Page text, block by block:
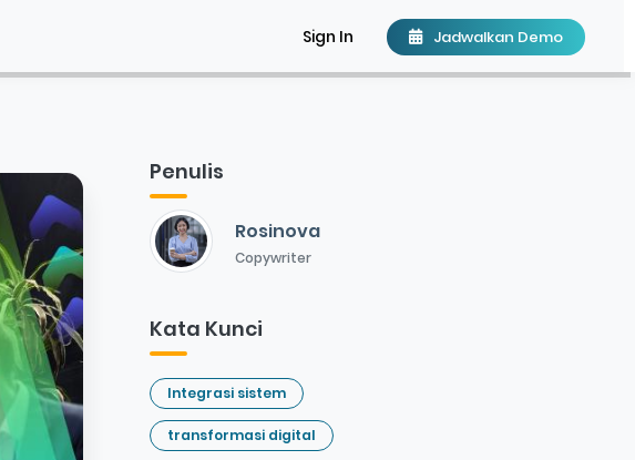
Sign In Jadwalkan Demo
Penulis
Rosinova
Copywriter
Kata Kunci
Integrasi sistem
transformasi digital